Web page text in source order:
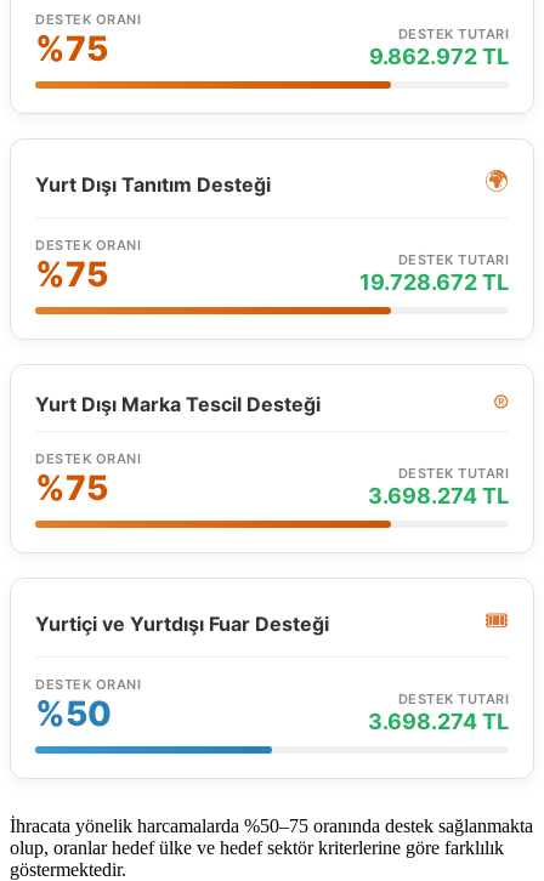
DESTEK ORANI
%75 DESTEK TUTARI
9.862.972 TL
Yurt Dışı Tanıtım Desteği 🌍
DESTEK ORANI
%75 DESTEK TUTARI
19.728.672 TL
Yurt Dışı Marka Tescil Desteği ®️
DESTEK ORANI
%75 DESTEK TUTARI
3.698.274 TL
Yurtiçi ve Yurtdışı Fuar Desteği 🎟️
DESTEK ORANI
%50 DESTEK TUTARI
3.698.274 TL
İhracata yönelik harcamalarda %50–75 oranında destek sağlanmakta
olup, oranlar hedef ülke ve hedef sektör kriterlerine göre farklılık
göstermektedir.